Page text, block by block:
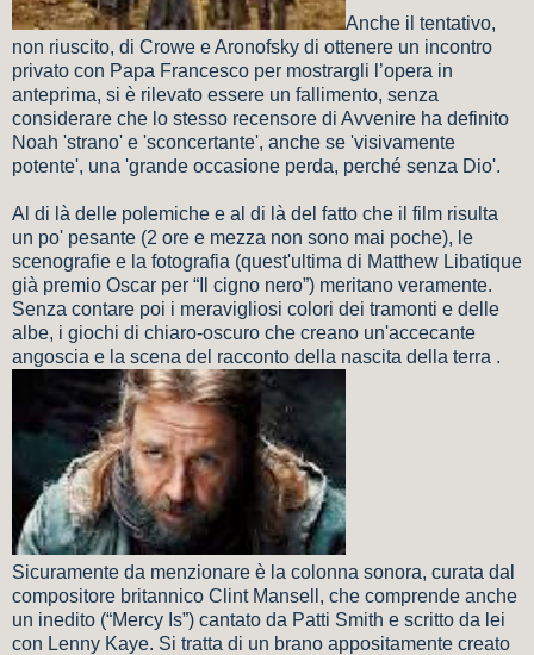
Anche il tentativo,
non riuscito, di Crowe e Aronofsky di ottenere un incontro
privato con Papa Francesco per mostrargli l’opera in
anteprima, si è rilevato essere un fallimento, senza
considerare che lo stesso recensore di Avvenire ha definito
Noah 'strano' e 'sconcertante', anche se 'visivamente
potente', una 'grande occasione perda, perché senza Dio'.
Al di là delle polemiche e al di là del fatto che il film risulta
un po' pesante (2 ore e mezza non sono mai poche), le
scenografie e la fotografia (quest'ultima di Matthew Libatique
già premio Oscar per “Il cigno nero”) meritano veramente.
Senza contare poi i meravigliosi colori dei tramonti e delle
albe, i giochi di chiaro-oscuro che creano un'accecante
angoscia e la scena del racconto della nascita della terra .
Sicuramente da menzionare è la colonna sonora, curata dal
compositore britannico Clint Mansell, che comprende anche
un inedito (“Mercy Is”) cantato da Patti Smith e scritto da lei
con Lenny Kaye. Si tratta di un brano appositamente creato